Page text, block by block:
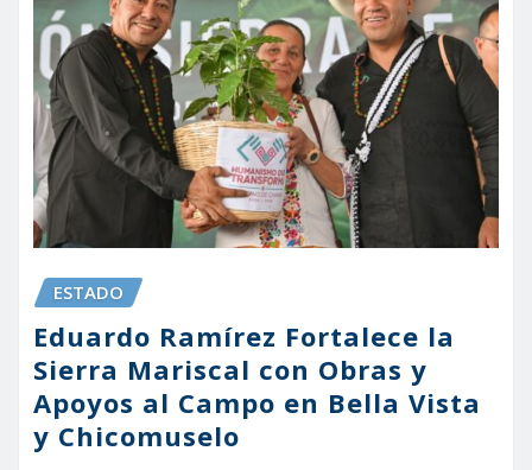
ESTADO
Eduardo Ramírez Fortalece la
Sierra Mariscal con Obras y
Apoyos al Campo en Bella Vista
y Chicomuselo